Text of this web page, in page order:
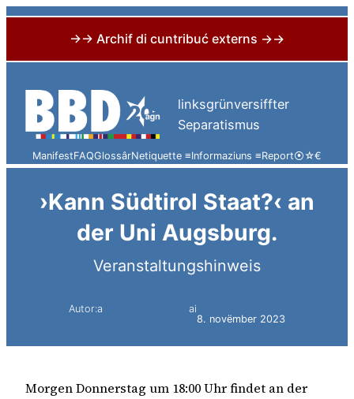
→→ Archif di cuntribuć externs →→
content
linksgrünversiffter
Separatismus
ManifestFAQGlossârNetiquette ≡Informaziuns ≡Report⦿☆€
›Kann Südtirol Staat?‹ an
der Uni Augsburg.
Veranstaltungshinweis
Autor:a
ai
8. novëmber 2023
Morgen Donnerstag um 18:00 Uhr findet an der